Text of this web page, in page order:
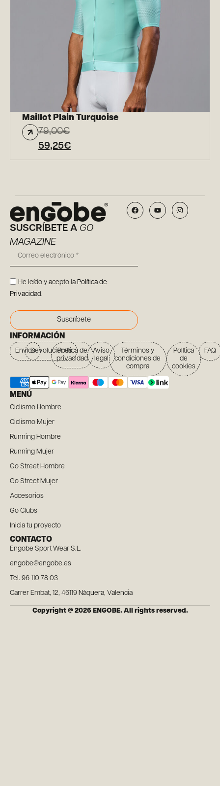
Maillot Plain Turquoise
79,00€
59,25€
SUSCRÍBETE A GO
MAGAZINE
He leído y acepto la Política de
Privacidad.
Suscríbete
INFORMACIÓN
EnvíosDevolucionesPolítica de
privacidad
Aviso
legal
Términos y
condiciones de
compra
Política
de
cookies
FAQ
MENÚ
Ciclismo Hombre
Ciclismo Mujer
Running Hombre
Running Mujer
Go Street Hombre
Go Street Mujer
Accesorios
Go Clubs
Inicia tu proyecto
CONTACTO
Engobe Sport Wear S.L.
engobe@engobe.es
Tel. 96 110 78 03
Carrer Embat, 12, 46119 Nàquera, Valencia
Copyright @ 2026 ENGOBE. All rights reserved.